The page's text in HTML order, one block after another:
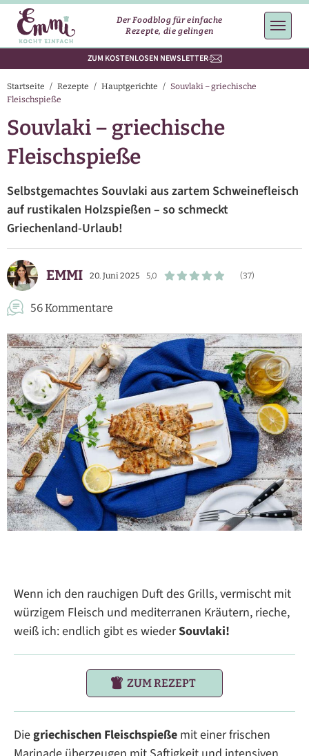
Der Foodblog für einfache
Rezepte, die gelingen
ZUM KOSTENLOSEN NEWSLETTER
Startseite / Rezepte / Hauptgerichte / Souvlaki – griechische
Fleischspieße
Souvlaki – griechische
Fleischspieße
Selbstgemachtes Souvlaki aus zartem Schweinefleisch
auf rustikalen Holzspießen – so schmeckt
Griechenland-Urlaub!
EMMI 20. Juni 2025 5,0 (37)
56 Kommentare
Wenn ich den rauchigen Duft des Grills, vermischt mit
würzigem Fleisch und mediterranen Kräutern, rieche,
weiß ich: endlich gibt es wiederSouvlaki!
ZUM REZEPT
Diegriechischen Fleischspieße mit einer frischen